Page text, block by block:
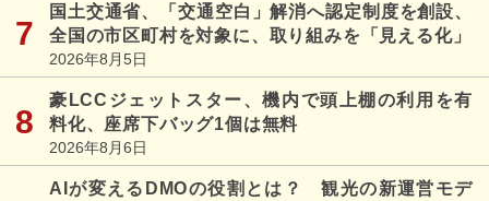
国土交通省、「交通空白」解消へ認定制度を創設、
全国の市区町村を対象に、取り組みを「見える化」
2026年8月5日
豪LCCジェットスター、機内で頭上棚の利用を有
料化、座席下バッグ1個は無料
2026年8月6日
AIが変えるDMOの役割とは？ 観光の新運営モデ